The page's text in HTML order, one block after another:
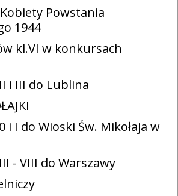
Powstania
1944
kl.VI w konkursach
i III do Lublina
i I do Wioski Św. Mikołaja w
- VIII do Warszawy